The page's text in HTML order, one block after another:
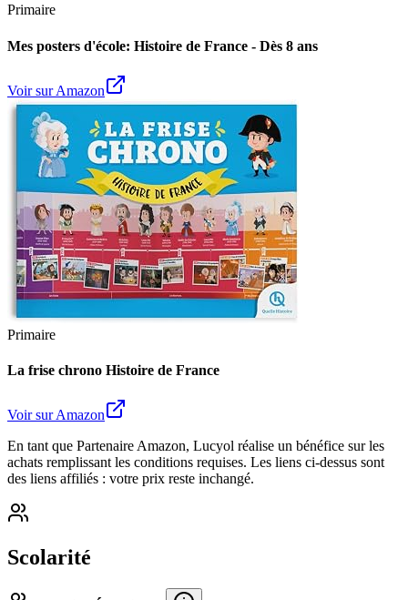
Primaire
Mes posters d'école: Histoire de France - Dès 8 ans
Voir sur Amazon
Primaire
La frise chrono Histoire de France
Voir sur Amazon
En tant que Partenaire Amazon, Lucyol réalise un bénéfice sur les
achats remplissant les conditions requises. Les liens ci-dessus sont
des liens affiliés : votre prix reste inchangé.
Scolarité